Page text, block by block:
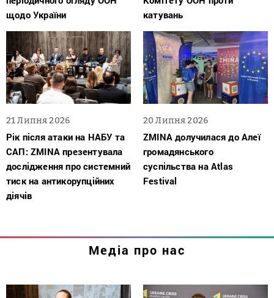
щодо України
катувань
21 Липня 2026
Рік після атаки на НАБУ та
САП: ZMINA презентувала
дослідження про системний
тиск на антикорупційних
діячів
20 Липня 2026
ZMINA долучилася до Алеї
громадянського
суспільства на Atlas
Festival
Медіа про нас